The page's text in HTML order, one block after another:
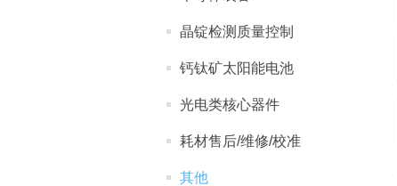
晶锭检测质量控制
钙钛矿太阳能电池
光电类核心器件
耗材售后/维修/校准
其他